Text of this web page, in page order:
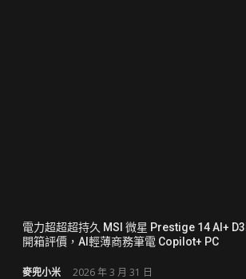
電力超超超持久 MSI 微星 Prestige 14 AI+
開箱評價，AI輕薄商務筆電 Copilot+ PC
麥兜小米 2026 年 3 月 31 日